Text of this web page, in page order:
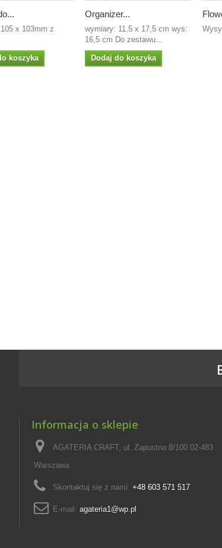
x 103mm z
koszyka
Organizer...
wymiary: 11,5 x 17,5 cm wys:
16,5 cm Do zestawu...
Dodaj do koszyka
Informacja o sklepie
AGATERIA CRAFT, ul. Zapustna 8/100 02-483
Warszawa
Skontaktuj się z nami: +48 603 571 517
E-mail: agateria1@wp.pl